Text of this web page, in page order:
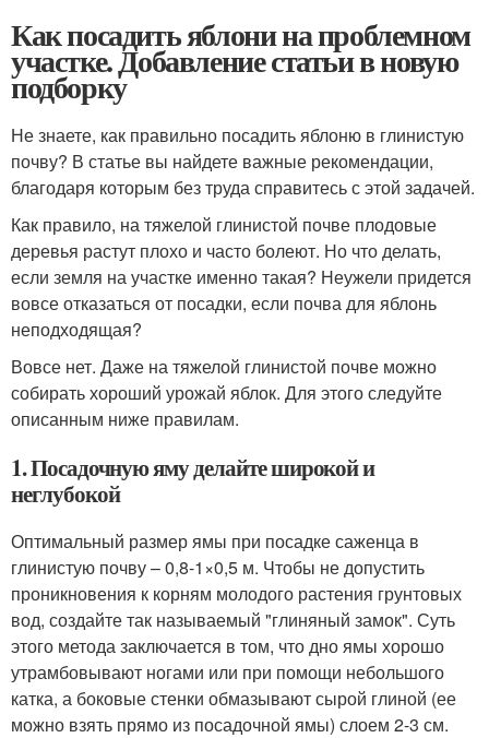
Как посадить яблони на проблемном
участке. Добавление статьи в новую
подборку
Не знаете, как правильно посадить яблоню в глинистую
почву? В статье вы найдете важные рекомендации,
благодаря которым без труда справитесь с этой задачей.
Как правило, на тяжелой глинистой почве плодовые
деревья растут плохо и часто болеют. Но что делать,
если земля на участке именно такая? Неужели придется
вовсе отказаться от посадки, если почва для яблонь
неподходящая?
Вовсе нет. Даже на тяжелой глинистой почве можно
собирать хороший урожай яблок. Для этого следуйте
описанным ниже правилам.
1. Посадочную яму делайте широкой и
неглубокой
Оптимальный размер ямы при посадке саженца в
глинистую почву – 0,8-1×0,5 м. Чтобы не допустить
проникновения к корням молодого растения грунтовых
вод, создайте так называемый "глиняный замок". Суть
этого метода заключается в том, что дно ямы хорошо
утрамбовывают ногами или при помощи небольшого
катка, а боковые стенки обмазывают сырой глиной (ее
можно взять прямо из посадочной ямы) слоем 2-3 см.